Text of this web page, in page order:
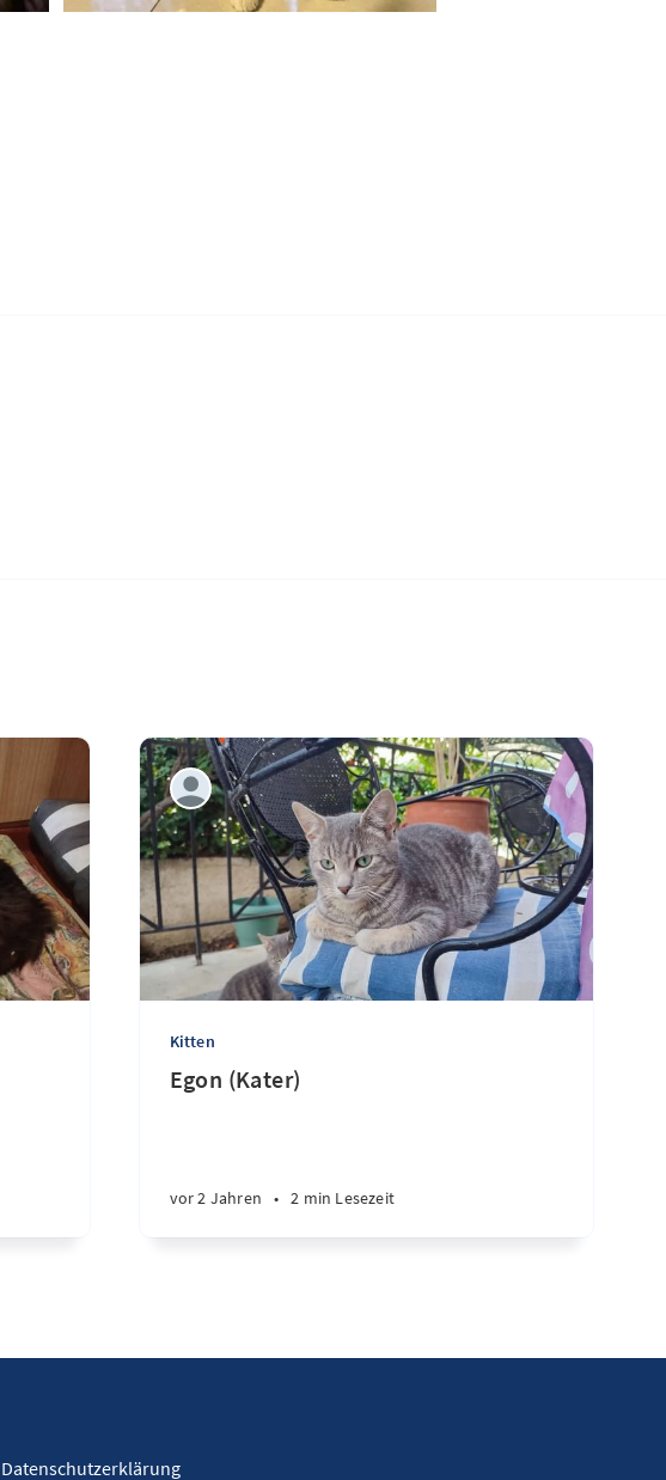
Kitten
Egon (Kater)
vor 2 Jahren • 2 min Lesezeit
Datenschutzerklärung